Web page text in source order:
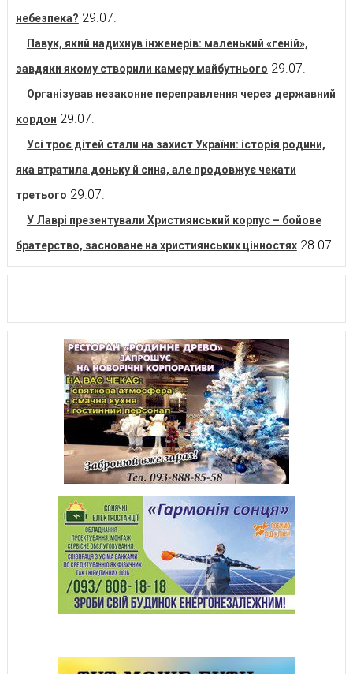
небезпека? 29.07.
Павук, який надихнув інженерів: маленький «геній»,
завдяки якому створили камеру майбутнього 29.07.
Організував незаконне переправлення через державний
кордон 29.07.
Усі троє дітей стали на захист України: історія родини,
яка втратила доньку й сина, але продовжує чекати
третього 29.07.
У Лаврі презентували Християнський корпус – бойове
братерство, засноване на християнських цінностях 28.07.